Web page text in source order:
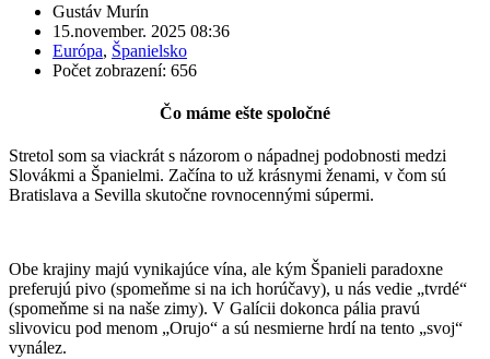
Gustáv Murín
15.november. 2025 08:36
Európa, Španielsko
Počet zobrazení: 656
Čo máme ešte spoločné
Stretol som sa viackrát s názorom o nápadnej podobnosti medzi
Slovákmi a Španielmi. Začína to už krásnymi ženami, v čom sú
Bratislava a Sevilla skutočne rovnocennými súpermi.
Obe krajiny majú vynikajúce vína, ale kým Španieli paradoxne
preferujú pivo (spomeňme si na ich horúčavy), u nás vedie „tvrdé“
(spomeňme si na naše zimy). V Galícii dokonca pália pravú
slivovicu pod menom „Orujo“ a sú nesmierne hrdí na tento „svoj“
vynález.